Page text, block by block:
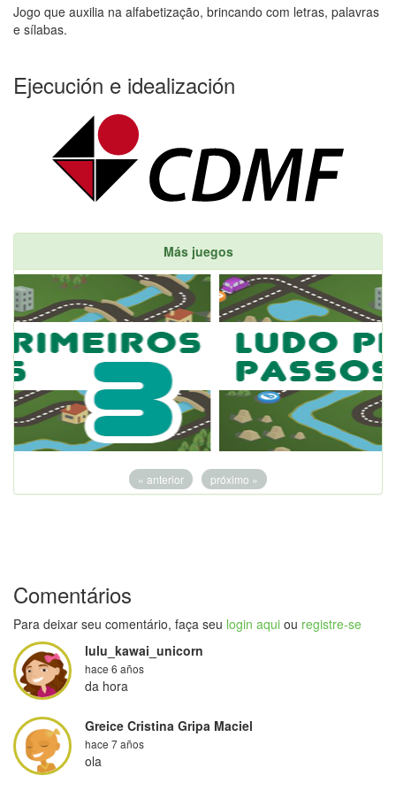
Jogo que auxilia na alfabetização, brincando com letras, palavras
e sílabas.
Ejecución e idealización
Más juegos
« anterior próximo »
Comentários
Para deixar seu comentário, faça seu login aqui ou registre-se
lulu_kawai_unicorn
hace 6 años
da hora
Greice Cristina Gripa Maciel
hace 7 años
ola